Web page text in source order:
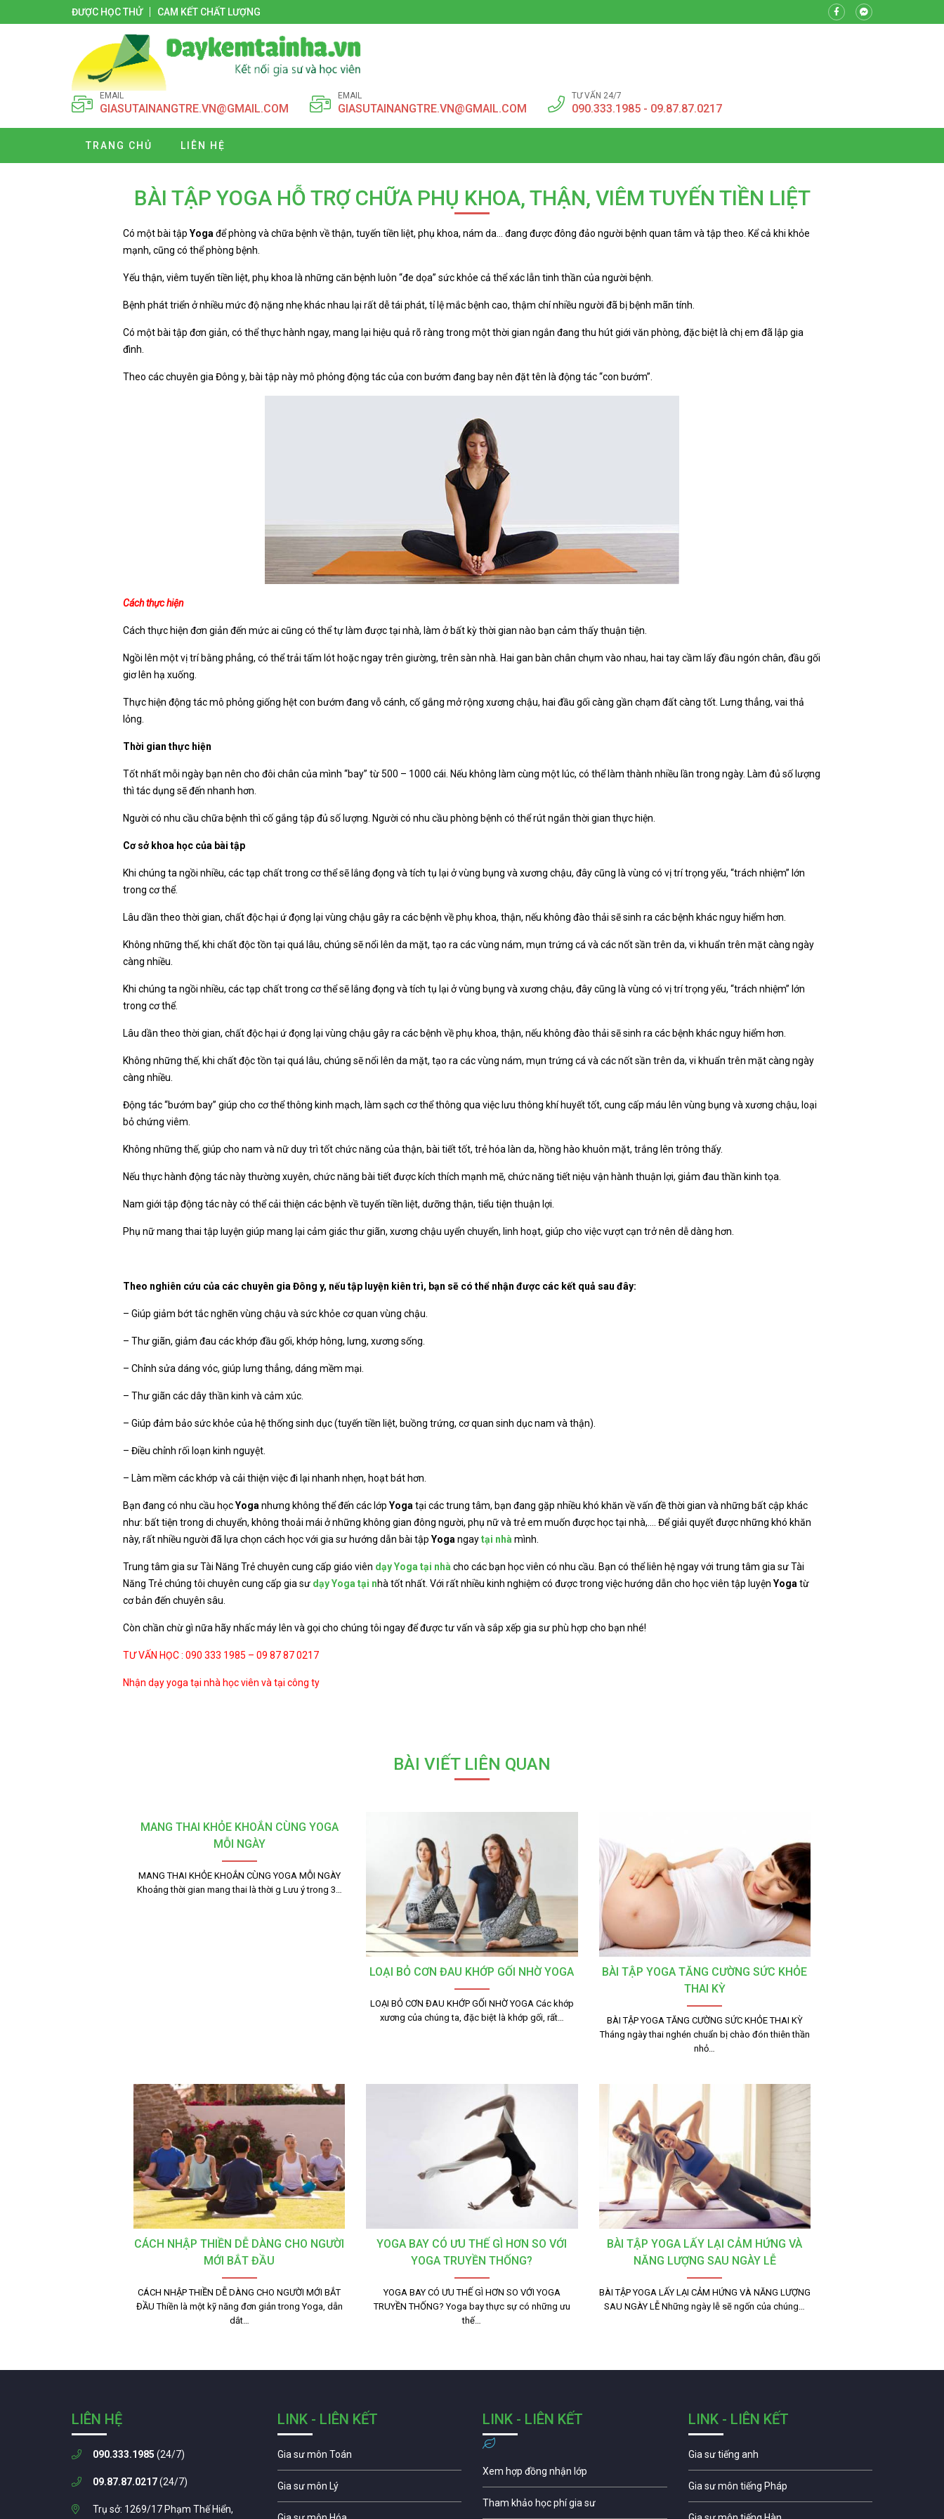
ĐƯỢC HỌC THỬ CAM KẾT CHẤT LƯỢNG
EMAIL
GIASUTAINANGTRE.VN@GMAIL.COM
EMAIL
GIASUTAINANGTRE.VN@GMAIL.COM
TƯ VẤN 24/7
090.333.1985 - 09.87.87.0217
TRANG CHỦ LIÊN HỆ
BÀI TẬP YOGA HỖ TRỢ CHỮA PHỤ KHOA, THẬN, VIÊM TUYẾN TIỀN LIỆT
Có một bài tập Yoga để phòng và chữa bệnh về thận, tuyến tiền liệt, phụ khoa, nám da… đang được đông đảo người bệnh quan tâm và tập theo. Kể cả khi khỏe
mạnh, cũng có thể phòng bệnh.
Yếu thận, viêm tuyến tiền liệt, phụ khoa là những căn bệnh luôn “đe dọa” sức khỏe cả thể xác lẫn tinh thần của người bệnh.
Bệnh phát triển ở nhiều mức độ nặng nhẹ khác nhau lại rất dễ tái phát, tỉ lệ mắc bệnh cao, thậm chí nhiều người đã bị bệnh mãn tính.
Có một bài tập đơn giản, có thể thực hành ngay, mang lại hiệu quả rõ ràng trong một thời gian ngắn đang thu hút giới văn phòng, đặc biệt là chị em đã lập gia
đình.
Theo các chuyên gia Đông y, bài tập này mô phỏng động tác của con bướm đang bay nên đặt tên là động tác “con bướm”.
Cách thực hiện
Cách thực hiện đơn giản đến mức ai cũng có thể tự làm được tại nhà, làm ở bất kỳ thời gian nào bạn cảm thấy thuận tiện.
Ngồi lên một vị trí bằng phẳng, có thể trải tấm lót hoặc ngay trên giường, trên sàn nhà. Hai gan bàn chân chụm vào nhau, hai tay cầm lấy đầu ngón chân, đầu gối
giơ lên hạ xuống.
Thực hiện động tác mô phỏng giống hệt con bướm đang vỗ cánh, cố gắng mở rộng xương chậu, hai đầu gối càng gần chạm đất càng tốt. Lưng thẳng, vai thả
lỏng.
Thời gian thực hiện
Tốt nhất mỗi ngày bạn nên cho đôi chân của mình “bay” từ 500 – 1000 cái. Nếu không làm cùng một lúc, có thể làm thành nhiều lần trong ngày. Làm đủ số lượng
thì tác dụng sẽ đến nhanh hơn.
Người có nhu cầu chữa bệnh thì cố gắng tập đủ số lượng. Người có nhu cầu phòng bệnh có thể rút ngắn thời gian thực hiện.
Cơ sở khoa học của bài tập
Khi chúng ta ngồi nhiều, các tạp chất trong cơ thể sẽ lắng đọng và tích tụ lại ở vùng bụng và xương chậu, đây cũng là vùng có vị trí trọng yếu, “trách nhiệm” lớn
trong cơ thể.
Lâu dần theo thời gian, chất độc hại ứ đọng lại vùng chậu gây ra các bệnh về phụ khoa, thận, nếu không đào thải sẽ sinh ra các bệnh khác nguy hiểm hơn.
Không những thế, khi chất độc tồn tại quá lâu, chúng sẽ nổi lên da mặt, tạo ra các vùng nám, mụn trứng cá và các nốt sần trên da, vi khuẩn trên mặt càng ngày
càng nhiều.
Khi chúng ta ngồi nhiều, các tạp chất trong cơ thể sẽ lắng đọng và tích tụ lại ở vùng bụng và xương chậu, đây cũng là vùng có vị trí trọng yếu, “trách nhiệm” lớn
trong cơ thể.
Lâu dần theo thời gian, chất độc hại ứ đọng lại vùng chậu gây ra các bệnh về phụ khoa, thận, nếu không đào thải sẽ sinh ra các bệnh khác nguy hiểm hơn.
Không những thế, khi chất độc tồn tại quá lâu, chúng sẽ nổi lên da mặt, tạo ra các vùng nám, mụn trứng cá và các nốt sần trên da, vi khuẩn trên mặt càng ngày
càng nhiều.
Động tác “bướm bay” giúp cho cơ thể thông kinh mạch, làm sạch cơ thể thông qua việc lưu thông khí huyết tốt, cung cấp máu lên vùng bụng và xương chậu, loại
bỏ chứng viêm.
Không những thế, giúp cho nam và nữ duy trì tốt chức năng của thận, bài tiết tốt, trẻ hóa làn da, hồng hào khuôn mặt, trắng lên trông thấy.
Nếu thực hành động tác này thường xuyên, chức năng bài tiết được kích thích mạnh mẽ, chức năng tiết niệu vận hành thuận lợi, giảm đau thần kinh tọa.
Nam giới tập động tác này có thể cải thiện các bệnh về tuyến tiền liệt, dưỡng thận, tiểu tiện thuận lợi.
Phụ nữ mang thai tập luyện giúp mang lại cảm giác thư giãn, xương chậu uyển chuyển, linh hoạt, giúp cho việc vượt cạn trở nên dễ dàng hơn.
Theo nghiên cứu của các chuyên gia Đông y, nếu tập luyện kiên trì, bạn sẽ có thể nhận được các kết quả sau đây:
– Giúp giảm bớt tắc nghẽn vùng chậu và sức khỏe cơ quan vùng chậu.
– Thư giãn, giảm đau các khớp đầu gối, khớp hông, lưng, xương sống.
– Chỉnh sửa dáng vóc, giúp lưng thẳng, dáng mềm mại.
– Thư giãn các dây thần kinh và cảm xúc.
– Giúp đảm bảo sức khỏe của hệ thống sinh dục (tuyến tiền liệt, buồng trứng, cơ quan sinh dục nam và thận).
– Điều chỉnh rối loạn kinh nguyệt.
– Làm mềm các khớp và cải thiện việc đi lại nhanh nhẹn, hoạt bát hơn.
Bạn đang có nhu cầu họcYoga nhưng không thể đến các lớp Yoga tại các trung tâm, bạn đang gặp nhiều khó khăn về vấn đề thời gian và những bất cập khác
như: bất tiện trong di chuyển, không thoải mái ở những không gian đông người, phụ nữ và trẻ em muốn được học tại nhà,…. Để giải quyết được những khó khăn
này, rất nhiều người đã lựa chọn cách học với gia sư hướng dẫn bài tập Yoga ngaytại nhà mình.
Trung tâm gia sư Tài Năng Trẻ chuyên cung cấp giáo viên dạy Yoga tại nhà cho các bạn học viên có nhu cầu. Bạn có thể liên hệ ngay với trung tâm gia sư Tài
Năng Trẻ chúng tôi chuyên cung cấp gia sư dạy Yoga tại nhà tốt nhất. Với rất nhiều kinh nghiệm có được trong việc hướng dẫn cho học viên tập luyện Yoga từ
cơ bản đến chuyên sâu.
Còn chần chừ gì nữa hãy nhấc máy lên và gọi cho chúng tôi ngay để được tư vấn và sắp xếp gia sư phù hợp cho bạn nhé!
TƯ VẤN HỌC : 090 333 1985 – 09 87 87 0217
Nhận dạy yoga tại nhà học viên và tại công ty
BÀI VIẾT LIÊN QUAN
MANG THAI KHỎE KHOẮN CÙNG YOGA
MỖI NGÀY
MANG THAI KHỎE KHOẮN CÙNG YOGA MỖI NGÀY
Khoảng thời gian mang thai là thời g Lưu ý trong 3…
LOẠI BỎ CƠN ĐAU KHỚP GỐI NHỜ YOGA
LOẠI BỎ CƠN ĐAU KHỚP GỐI NHỜ YOGA Các khớp
xương của chúng ta, đặc biệt là khớp gối, rất…
BÀI TẬP YOGA TĂNG CƯỜNG SỨC KHỎE
THAI KỲ
BÀI TẬP YOGA TĂNG CƯỜNG SỨC KHỎE THAI KỲ
Tháng ngày thai nghén chuẩn bị chào đón thiên thần
nhỏ…
CÁCH NHẬP THIỀN DỄ DÀNG CHO NGƯỜI
MỚI BẮT ĐẦU
CÁCH NHẬP THIỀN DỄ DÀNG CHO NGƯỜI MỚI BẮT
ĐẦU Thiền là một kỹ năng đơn giản trong Yoga, dẫn
dắt…
YOGA BAY CÓ ƯU THẾ GÌ HƠN SO VỚI
YOGA TRUYỀN THỐNG?
YOGA BAY CÓ ƯU THẾ GÌ HƠN SO VỚI YOGA
TRUYỀN THỐNG? Yoga bay thực sự có những ưu
thế…
BÀI TẬP YOGA LẤY LẠI CẢM HỨNG VÀ
NĂNG LƯỢNG SAU NGÀY LỄ
BÀI TẬP YOGA LẤY LẠI CẢM HỨNG VÀ NĂNG LƯỢNG
SAU NGÀY LỄ Những ngày lễ sẽ ngốn của chúng…
LIÊN HỆ
090.333.1985 (24/7)
09.87.87.0217(24/7)
Trụ sở: 1269/17 Phạm Thế Hiển,
LINK - LIÊN KẾT
Gia sư môn Toán
Gia sư môn Lý
LINK - LIÊN KẾT
Xem hợp đồng nhận lớp
Tham khảo học phí gia sư
LINK - LIÊN KẾT
Gia sư tiếng anh
Gia sư môn tiếng Pháp